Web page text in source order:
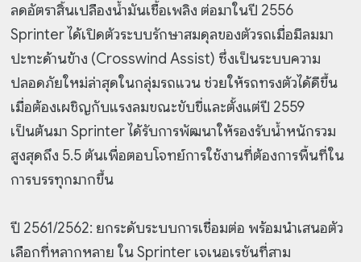
ลดอัตราสิ้นเปลืองน้ำมันเชื้อเพลิง ต่อมาในปี 2556
Sprinter ได้เปิดตัวระบบรักษาสมดุลของตัวรถเมื่อมีลมมา
ปะทะด้านข้าง (Crosswind Assist) ซึ่งเป็นระบบความ
ปลอดภัยใหม่ล่าสุดในกลุ่มรถแวน ช่วยให้รถทรงตัวได้ดีขึ้น
เมื่อต้องเผชิญกับแรงลมขณะขับขี่และตั้งแต่ปี 2559
เป็นต้นมา Sprinter ได้รับการพัฒนาให้รองรับน้ำหนักรวม
สูงสุดถึง 5.5 ตันเพื่อตอบโจทย์การใช้งานที่ต้องการพื้นที่ใน
การบรรทุกมากขึ้น
ปี 2561/2562: ยกระดับระบบการเชื่อมต่อ พร้อมนำเสนอตัว
เลือกที่หลากหลาย ใน Sprinter เจเนอเรชันที่สาม